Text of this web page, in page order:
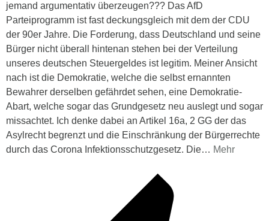
jemand argumentativ überzeugen??? Das AfD
Parteiprogramm ist fast deckungsgleich mit dem der CDU
der 90er Jahre. Die Forderung, dass Deutschland und seine
Bürger nicht überall hintenan stehen bei der Verteilung
unseres deutschen Steuergeldes ist legitim. Meiner Ansicht
nach ist die Demokratie, welche die selbst ernannten
Bewahrer derselben gefährdet sehen, eine Demokratie-
Abart, welche sogar das Grundgesetz neu auslegt und sogar
missachtet. Ich denke dabei an Artikel 16a, 2 GG der das
Asylrecht begrenzt und die Einschränkung der Bürgerrechte
durch das Corona Infektionsschutzgesetz. Die… Mehr